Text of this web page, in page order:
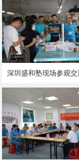
深圳盛和塾现场参观交